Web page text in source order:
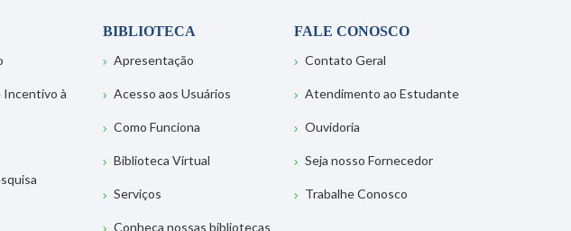
Incentivo à
BIBLIOTECA
Apresentação
Acesso aos Usuários
Como Funciona
Biblioteca Virtual
Serviços
Conheça nossas bibliotecas
FALE CONOSCO
Contato Geral
Atendimento ao Estudante
Ouvidoria
Seja nosso Fornecedor
Trabalhe Conosco